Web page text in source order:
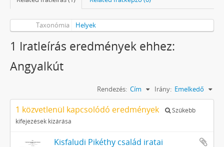
Taxonómia Helyek
1 Iratleírás eredmények ehhez:
Angyalkút
Rendezés: Cím Irány: Emelkedő
1 közvetlenül kapcsolódó eredmények
Szűkebb
kifejezések kizárása
Kisfaludi Pikéthy család iratai